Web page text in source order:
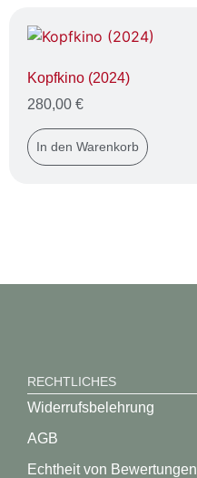
Kopfkino (2024)
280,00 €
In den Warenkorb
RECHTLICHES
Widerrufsbelehrung
AGB
Echtheit von Bewertungen